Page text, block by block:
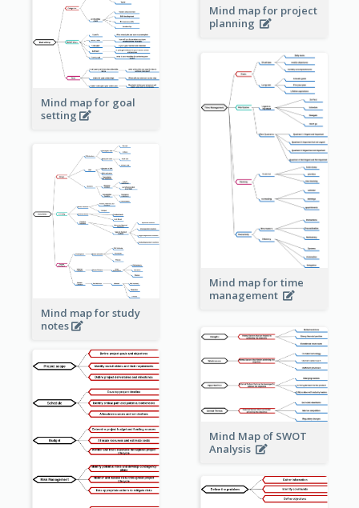
Mind map for project
planning
Mind map for goal
setting
Mind map for time
management
Mind map for study
notes
Mind Map of SWOT
Analysis